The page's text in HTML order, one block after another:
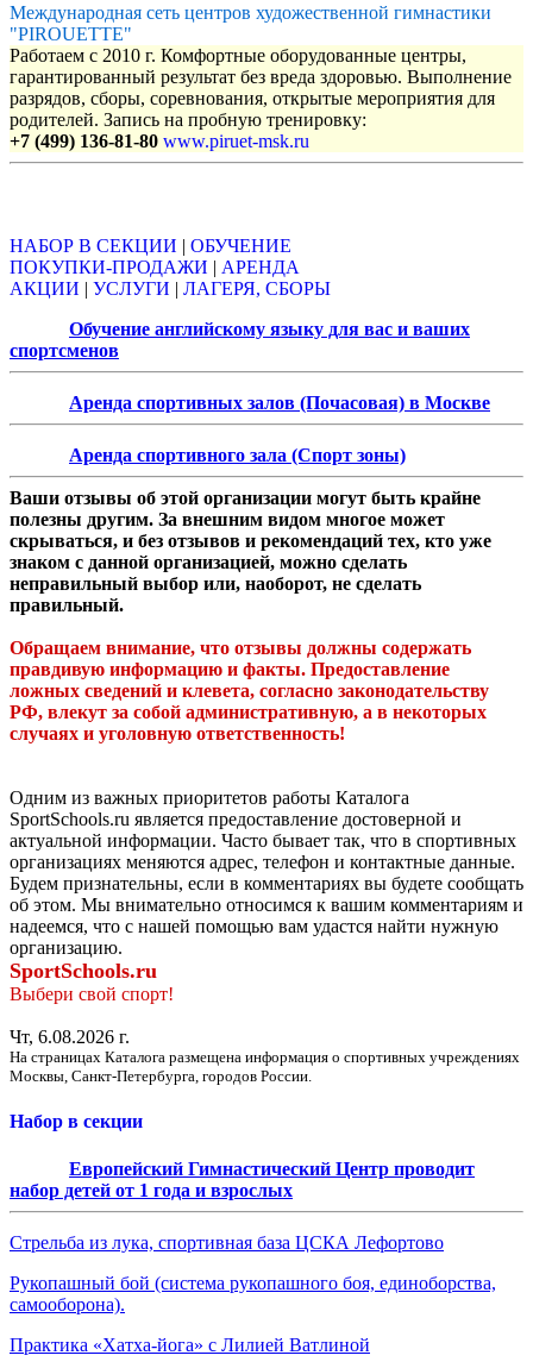
Международная сеть центров художественной гимнастики
"PIROUETTE"
Работаем с 2010 г. Комфортные оборудованные центры,
гарантированный результат без вреда здоровью. Выполнение
разрядов, сборы, соревнования, открытые мероприятия для
родителей. Запись на пробную тренировку:
+7 (499) 136-81-80 www.piruet-msk.ru
НАБОР В СЕКЦИИ | ОБУЧЕНИЕ
ПОКУПКИ-ПРОДАЖИ | АРЕНДА
АКЦИИ | УСЛУГИ | ЛАГЕРЯ, СБОРЫ
Обучение английскому языку для вас и ваших
спортсменов
Аренда спортивных залов (Почасовая) в Москве
Аренда спортивного зала (Спорт зоны)
Ваши отзывы об этой организации могут быть крайне
полезны другим. За внешним видом многое может
скрываться, и без отзывов и рекомендаций тех, кто уже
знаком с данной организацией, можно сделать
неправильный выбор или, наоборот, не сделать
правильный.
Обращаем внимание, что отзывы должны содержать
правдивую информацию и факты. Предоставление
ложных сведений и клевета, согласно законодательству
РФ, влекут за собой административную, а в некоторых
случаях и уголовную ответственность!
Одним из важных приоритетов работы Каталога
SportSchools.ru является предоставление достоверной и
актуальной информации. Часто бывает так, что в спортивных
организациях меняются адрес, телефон и контактные данные.
Будем признательны, если в комментариях вы будете сообщать
об этом. Мы внимательно относимся к вашим комментариям и
надеемся, что с нашей помощью вам удастся найти нужную
организацию.
SportSchools.ru
Выбери свой спорт!
Чт, 6.08.2026 г.
На страницах Каталога размещена информация о спортивных учреждениях
Москвы, Санкт-Петербурга, городов России.
Набор в секции
Европейский Гимнастический Центр проводит
набор детей от 1 года и взрослых
Стрельба из лука, спортивная база ЦСКА Лефортово
Рукопашный бой (система рукопашного боя, единоборства,
самооборона).
Практика «Хатха-йога» с Лилией Ватлиной